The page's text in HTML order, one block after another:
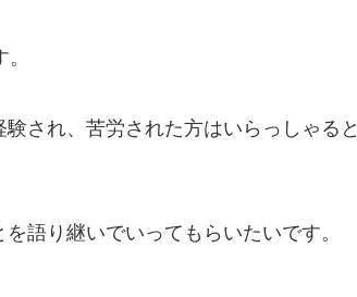
され、苦労された方はいらっしゃると
語り継いでいってもらいたいです。